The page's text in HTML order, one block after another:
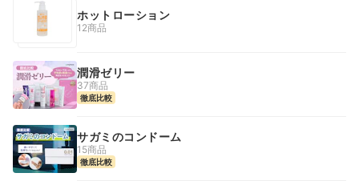
ホットローション
12商品
潤滑ゼリー
37商品
徹底比較
サガミのコンドーム
15商品
徹底比較